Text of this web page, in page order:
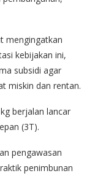
mengingatkan
kebijakan ini,
subsidi agar
miskin dan rentan.
berjalan lancar
(3T).
pengawasan
penimbunan